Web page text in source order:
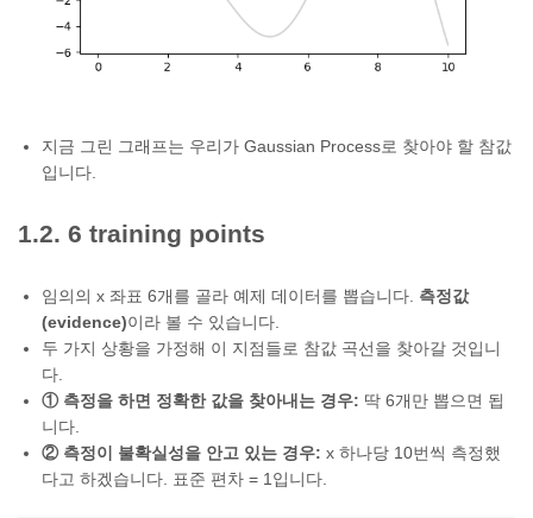
지금 그린 그래프는 우리가 Gaussian Process로 찾아야 할 참값
입니다.
1.2. 6 training points
임의의 x 좌표 6개를 골라 예제 데이터를 뽑습니다. 측정값
(evidence)이라 볼 수 있습니다.
두 가지 상황을 가정해 이 지점들로 참값 곡선을 찾아갈 것입니
다.
① 측정을 하면 정확한 값을 찾아내는 경우: 딱 6개만 뽑으면 됩
니다.
② 측정이 불확실성을 안고 있는 경우: x 하나당 10번씩 측정했
다고 하겠습니다. 표준 편차 = 1입니다.